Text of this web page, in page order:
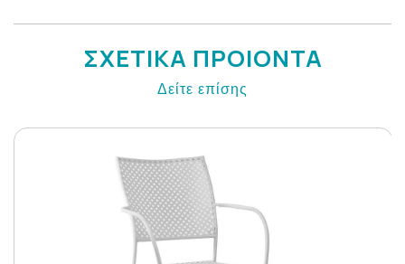
ΣΧΕΤΙΚΑ ΠΡΟΙΟΝΤΑ
Δείτε επίσης